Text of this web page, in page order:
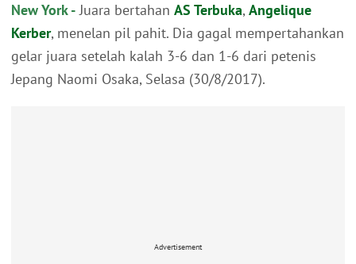
New York -Juara bertahan AS Terbuka, Angelique
Kerber, menelan pil pahit. Dia gagal mempertahankan
gelar juara setelah kalah 3-6 dan 1-6 dari petenis
Jepang Naomi Osaka, Selasa (30/8/2017).
Advertisement